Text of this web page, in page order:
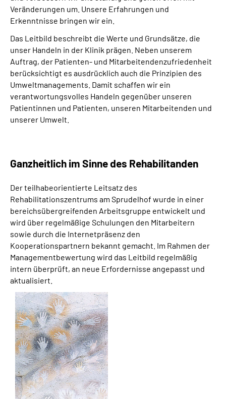
Veränderungen um. Unsere Erfahrungen und
Erkenntnisse bringen wir ein.
Das Leitbild beschreibt die Werte und Grundsätze, die
unser Handeln in der Klinik prägen. Neben unserem
Auftrag, der Patienten- und Mitarbeitendenzufriedenheit
berücksichtigt es ausdrücklich auch die Prinzipien des
Umweltmanagements. Damit schaffen wir ein
verantwortungsvolles Handeln gegenüber unseren
Patientinnen und Patienten, unseren Mitarbeitenden und
unserer Umwelt.
Ganzheitlich im Sinne des Rehabilitanden
Der teilhabeorientierte Leitsatz des
Rehabilitationszentrums am Sprudelhof wurde in einer
bereichsübergreifenden Arbeitsgruppe entwickelt und
wird über regelmäßige Schulungen den Mitarbeitern
sowie durch die Internetpräsenz den
Kooperationspartnern bekannt gemacht. Im Rahmen der
Managementbewertung wird das Leitbild regelmäßig
intern überprüft, an neue Erfordernisse angepasst und
aktualisiert.